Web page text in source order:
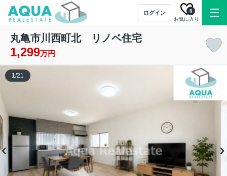
ログイン
お気に入り
0
丸亀市川西町北 リノベ住宅
1,299万円
1/21